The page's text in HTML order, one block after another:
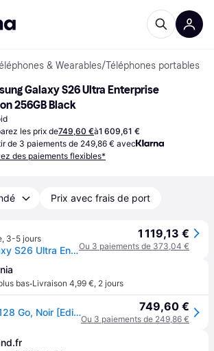
& Wearables/Téléphones portables
Galaxy S26 Ultra Enterprise
256GB Black
les prix de749,60 €à1 609,61 €
de 3 paiements de 249,86 € avec
des paiements flexibles*
Prix avec frais de port
, 3-5 jours
Samsung Galaxy S26 Ultra Enterprise Edition 256 Go Noir
1 119,13 €
Ou 3 paiements de 373,04 €
bas·Livraison 4,99 €, 2 jours
Galaxy S26 (5G) 128 Go, Noir [Edition Entreprise] - Neuf 749,60 €
Ou 3 paiements de 249,86 €